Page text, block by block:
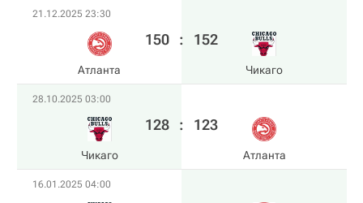
21.12.2025 23:30
Атланта
150 : 152
Чикаго
28.10.2025 03:00
Чикаго
128 : 123
Атланта
16.01.2025 04:00